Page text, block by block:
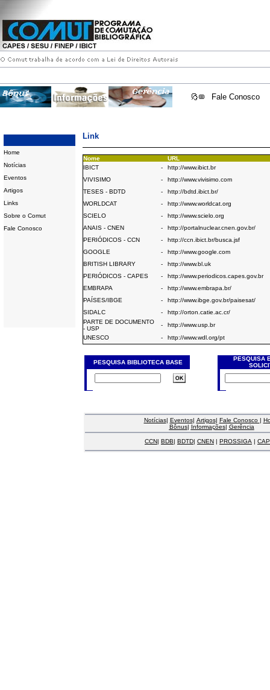
Fale Conosco
Home
Notícias
Eventos
Artigos
Links
Sobre o Comut
Fale Conosco
Link
Nome
URL
IBICT
-
http://www.ibict.br
VIVISIMO
-
http://www.vivisimo.com
TESES - BDTD
-
http://bdtd.ibict.br/
WORLDCAT
-
http://www.worldcat.org
SCIELO
-
http://www.scielo.org
ANAIS - CNEN
-
http://portalnuclear.cnen.gov.br/
PERIÓDICOS - CCN
-
http://ccn.ibict.br/busca.jsf
GOOGLE
-
http://www.google.com
BRITISH LIBRARY
-
http://www.bl.uk
PERIÓDICOS - CAPES
-
http://www.periodicos.capes.gov.br
EMBRAPA
-
http://www.embrapa.br/
PAÍSES/IBGE
-
http://www.ibge.gov.br/paisesat/
SIDALC
-
http://orton.catie.ac.cr/
PARTE DE DOCUMENTO
- USP
-
http://www.usp.br
UNESCO
- http://www.wdl.org/pt
PESQUISA BIBLIOTECA BASE
PESQUISA
Notícias| Eventos| Artigos| Fale Conosco |
Bônus| Informações| Gerência
CCN| BDB| BDTD| CNEN | PROSSIGA |